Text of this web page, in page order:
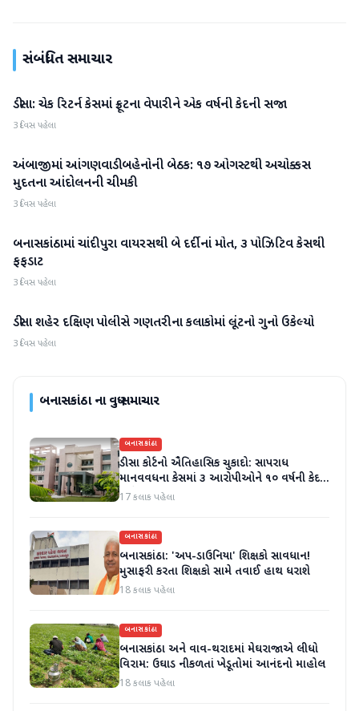
સંબંધિત સમાચાર
બનાસકાંઠા
ડીસા: ચેક રિટર્ન કેસમાં ફ્રૂટના વેપારીને એક વર્ષની કેદની સજા
3 દિવસ પહેલા
બનાસકાંઠા
અંબાજીમાં આંગણવાડી બહેનોની બેઠક: ૧૭ ઓગસ્ટથી અચોક્કસ
મુદતના આંદોલનની ચીમકી
3 દિવસ પહેલા
બનાસકાંઠા
બનાસકાંઠામાં ચાંદીપુરા વાયરસથી બે દર્દીનાં મોત, ૩ પોઝિટિવ કેસથી
ફફડાટ
3 દિવસ પહેલા
બનાસકાંઠા
ડીસા શહેર દક્ષિણ પોલીસે ગણતરીના કલાકોમાં લૂંટનો ગુનો ઉકેલ્યો
3 દિવસ પહેલા
બનાસકાંઠાના વધુ સમાચાર
બનાસકાંઠા
ડીસા કોર્ટનો ઐતિહાસિક ચુકાદો: સાપરાધ
માનવવધના કેસમાં ૩ આરોપીઓને ૧૦ વર્ષની કેદ
અને ૬ લાખનો દંડ
17 કલાક પહેલા
બનાસકાંઠા
બનાસકાંઠા: 'અપ-ડાઉનિયા' શિક્ષકો સાવધાન!
મુસાફરી કરતા શિક્ષકો સામે તવાઈ હાથ ધરાશે
18 કલાક પહેલા
બનાસકાંઠા
બનાસકાંઠા અને વાવ-થરાદમાં મેઘરાજાએ લીધો
વિરામ: ઉઘાડ નીકળતાં ખેડૂતોમાં આનંદનો માહોલ
18 કલાક પહેલા